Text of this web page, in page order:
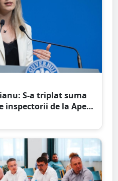
S-a triplat suma
inspectorii de la Apele